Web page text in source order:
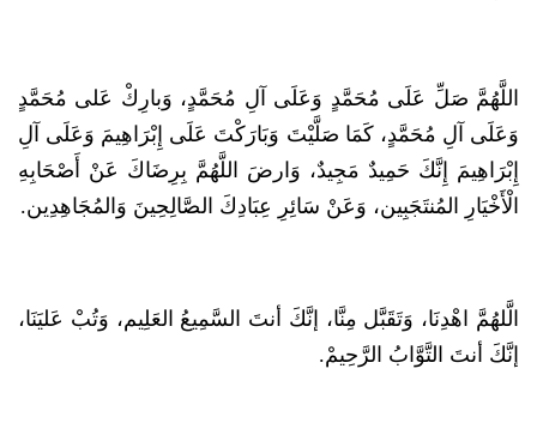
اللَّهُمَّ صَلِّ عَلَى مُحَمَّدٍ وَعَلَى آلِ مُحَمَّدٍ، وَبارِكْ عَلى مُحَمَّدٍ
وَعَلَى آلِ مُحَمَّدٍ، كَمَا صَلَّيْتَ وَبَارَكْتَ عَلَى إِبْرَاهِيمَ وَعَلَى آلِ
إِبْرَاهِيمَ إِنَّكَ حَمِيدٌ مَجِيدٌ، وَارضَ اللَّهُمَّ بِرِضَاكَ عَنْ أَصْحَابِهِ
الْأَخْيَارِ المُنتَجَبِين، وَعَنْ سَائِرِ عِبَادِكَ الصَّالِحِينَ وَالمُجَاهِدِين.
الَّلهُمَّ اهْدِنَا، وَتَقَبَّل مِنَّا، إنَّكَ أنتَ السَّمِيعُ العَلِيم، وَتُبْ عَليَنَا،
إنَّكَ أنتَ التَّوَّابُ الرَّحِيمْ.